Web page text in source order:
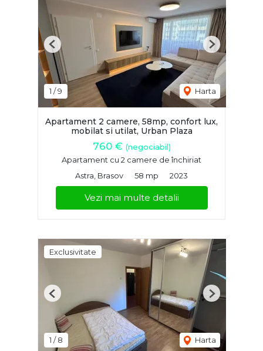
1 /9 Harta
Previous Next
Apartament 2 camere, 58mp, confort lux,
mobilat si utilat, Urban Plaza
760 € (negociabil)
Apartament cu 2 camere de închiriat
Astra, Brasov
58 mp 2023
Vezi mai multe detalii
Exclusivitate
1 /8 Harta
Previous Next